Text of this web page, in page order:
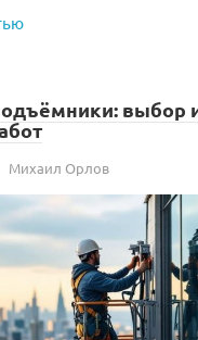
выбор
Михаил Орлов